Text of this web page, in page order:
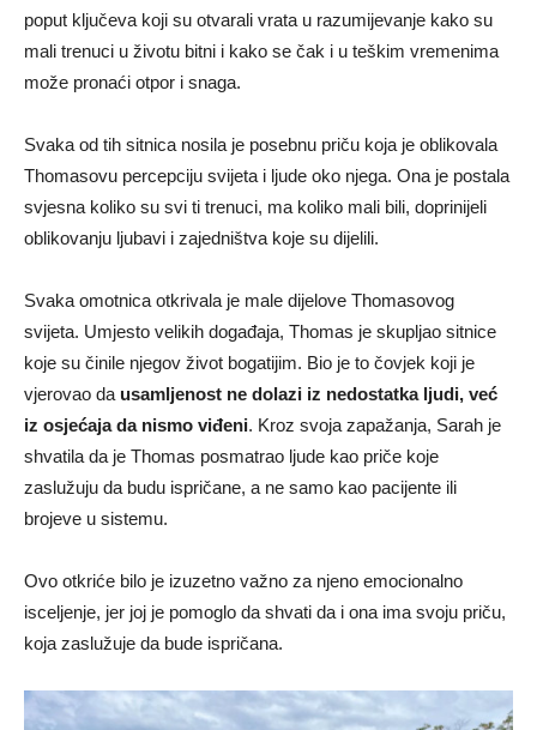
poput ključeva koji su otvarali vrata u razumijevanje kako su
mali trenuci u životu bitni i kako se čak i u teškim vremenima
može pronaći otpor i snaga.
Svaka od tih sitnica nosila je posebnu priču koja je oblikovala
Thomasovu percepciju svijeta i ljude oko njega. Ona je postala
svjesna koliko su svi ti trenuci, ma koliko mali bili, doprinijeli
oblikovanju ljubavi i zajedništva koje su dijelili.
Svaka omotnica otkrivala je male dijelove Thomasovog
svijeta. Umjesto velikih događaja, Thomas je skupljao sitnice
koje su činile njegov život bogatijim. Bio je to čovjek koji je
vjerovao da usamljenost ne dolazi iz nedostatka ljudi, već
iz osjećaja da nismo viđeni. Kroz svoja zapažanja, Sarah je
shvatila da je Thomas posmatrao ljude kao priče koje
zaslužuju da budu ispričane, a ne samo kao pacijente ili
brojeve u sistemu.
Ovo otkriće bilo je izuzetno važno za njeno emocionalno
isceljenje, jer joj je pomoglo da shvati da i ona ima svoju priču,
koja zaslužuje da bude ispričana.